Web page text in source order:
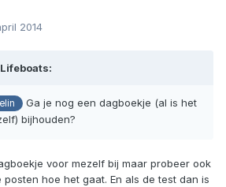
2014
Ga je nog een dagboekje (al is het
bijhouden?
voor mezelf bij maar probeer ook
hoe het gaat. En als de test dan is